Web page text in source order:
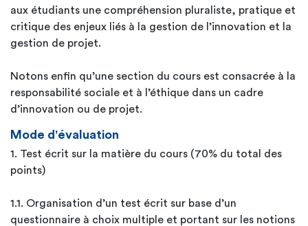
aux étudiants une compréhension pluraliste, pratique et
critique des enjeux liés à la gestion de l’innovation et la
gestion de projet.
Notons enfin qu’une section du cours est consacrée à la
responsabilité sociale et à l’éthique dans un cadre
d’innovation ou de projet.
Mode d'évaluation
1. Test écrit sur la matière du cours (70% du total des
points)
1.1. Organisation d’un test écrit sur base d’un
questionnaire à choix multiple et portant sur les notions